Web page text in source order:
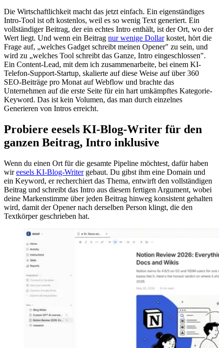
Die Wirtschaftlichkeit macht das jetzt einfach. Ein eigenständiges
Intro-Tool ist oft kostenlos, weil es so wenig Text generiert. Ein
vollständiger Beitrag, der ein echtes Intro enthält, ist der Ort, wo der
Wert liegt. Und wenn ein Beitrag nur wenige Dollarkostet, hört die
Frage auf, „welches Gadget schreibt meinen Opener" zu sein, und
wird zu „welches Tool schreibt das Ganze, Intro eingeschlossen".
Ein Content-Lead, mit dem ich zusammenarbeite, bei einem KI-
Telefon-Support-Startup, skalierte auf diese Weise auf über 360
SEO-Beiträge pro Monat auf Webflow und brachte das
Unternehmen auf die erste Seite für ein hart umkämpftes Kategorie-
Keyword. Das ist kein Volumen, das man durch einzelnes
Generieren von Intros erreicht.
Probiere eesels KI-Blog-Writer für den
ganzen Beitrag, Intro inklusive
Wenn du einen Ort für die gesamte Pipeline möchtest, dafür haben
wireesels KI-Blog-Writergebaut. Du gibst ihm eine Domain und
ein Keyword, er recherchiert das Thema, entwirft den vollständigen
Beitrag und schreibt das Intro aus diesem fertigen Argument, wobei
deine Markenstimme über jeden Beitrag hinweg konsistent gehalten
wird, damit der Opener nach derselben Person klingt, die den
Textkörper geschrieben hat.